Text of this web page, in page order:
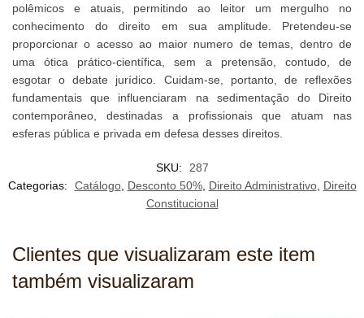
polêmicos e atuais, permitindo ao leitor um mergulho no
conhecimento do direito em sua amplitude. Pretendeu-se
proporcionar o acesso ao maior numero de temas, dentro de
uma ótica prático-científica, sem a pretensão, contudo, de
esgotar o debate jurídico. Cuidam-se, portanto, de reflexões
fundamentais que influenciaram na sedimentação do Direito
contemporâneo, destinadas a profissionais que atuam nas
esferas pública e privada em defesa desses direitos.
SKU:
287
Categorias:
Catálogo, Desconto 50%, Direito Administrativo, Direito
Constitucional
Clientes que visualizaram este item
também visualizaram